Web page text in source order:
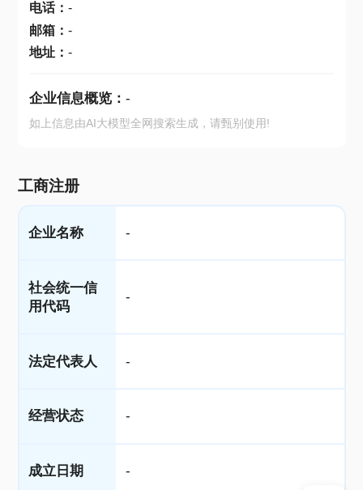
电话： -
邮箱： -
地址： -
企业信息概览： -
如上信息由AI大模型全网搜索生成，请甄别使用!
工商注册
企业名称 -
社会统一信
用代码
-
法定代表人 -
经营状态 -
成立日期 -